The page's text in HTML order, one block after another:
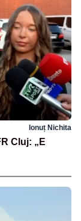
Ionuț Nichita
Cluj: „E